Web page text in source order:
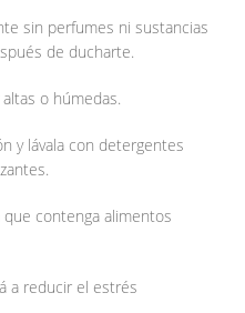
sin perfumes ni sustancias
de ducharte.
o húmedas.
y lávala con detergentes
que contenga alimentos
a reducir el estrés